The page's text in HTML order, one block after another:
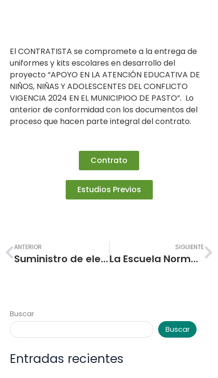
El CONTRATISTA se compromete a la entrega de
uniformes y kits escolares en desarrollo del
proyecto “APOYO EN LA ATENCIÓN EDUCATIVA DE
NIÑOS, NIÑAS Y ADOLESCENTES DEL CONFLICTO
VIGENCIA 2024 EN EL MUNICIPIOO DE PASTO”. Lo
anterior de conformidad con los documentos del
proceso que hacen parte integral del contrato.
Contrato
Estudios Previos
Prev
ANTERIOR
Suministro de elementos y equipos de ferretería para la adecuación y mantenimiento de la I.E.M. Escuela Normal Superior de Pasto.
SIGUIENTE
La Escuela Normal Superior de Pasto informa el proceso de inscripciones generales para preescolar año escolar 2025
Buscar
Buscar
Entradas recientes